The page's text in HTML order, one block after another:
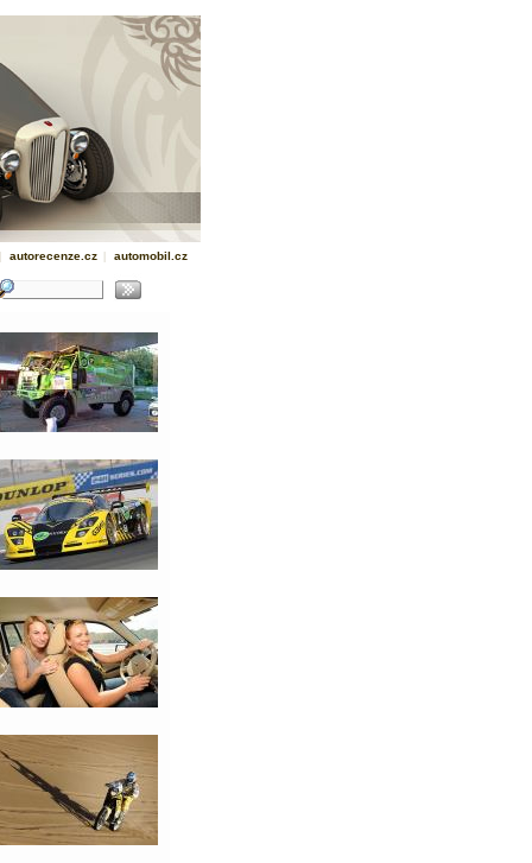
autorecenze.cz | automobil.cz